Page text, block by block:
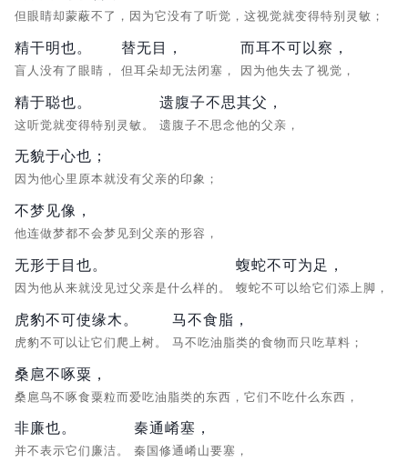
但眼睛却蒙蔽不了，因为它没有了听觉，这视觉就变得特别灵敏；
精干明也。
盲人没有了眼睛，
替无目，
但耳朵却无法闭塞，
而耳不可以察，
因为他失去了视觉，
精于聪也。
这听觉就变得特别灵敏。
遗腹子不思其父，
遗腹子不思念他的父亲，
无貌于心也；
因为他心里原本就没有父亲的印象；
不梦见像，
他连做梦都不会梦见到父亲的形容，
无形于目也。
因为他从来就没见过父亲是什么样的。
蝮蛇不可为足，
蝮蛇不可以给它们添上脚，
虎豹不可使缘木。
虎豹不可以让它们爬上树。
马不食脂，
马不吃油脂类的食物而只吃草料；
桑扈不啄粟，
桑扈鸟不啄食粟粒而爱吃油脂类的东西，它们不吃什么东西，
非廉也。
并不表示它们廉洁。
秦通崤塞，
秦国修通崤山要塞，